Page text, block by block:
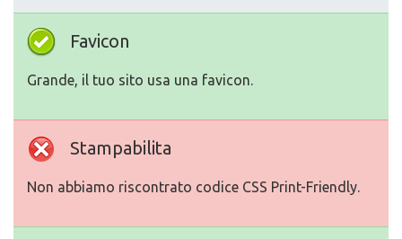
Favicon
Grande, il tuo sito usa una favicon.
Stampabilita
Non abbiamo riscontrato codice CSS Print-Friendly.